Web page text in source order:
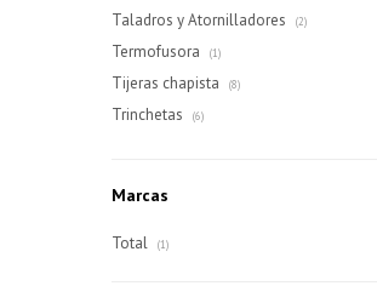
Taladros y Atornilladores (2)
Termofusora (1)
Tijeras chapista (8)
Trinchetas (6)
Marcas
Total (1)